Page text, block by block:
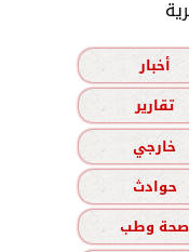
أخبار
تقارير
خارجي
حوادث
صحة وطب